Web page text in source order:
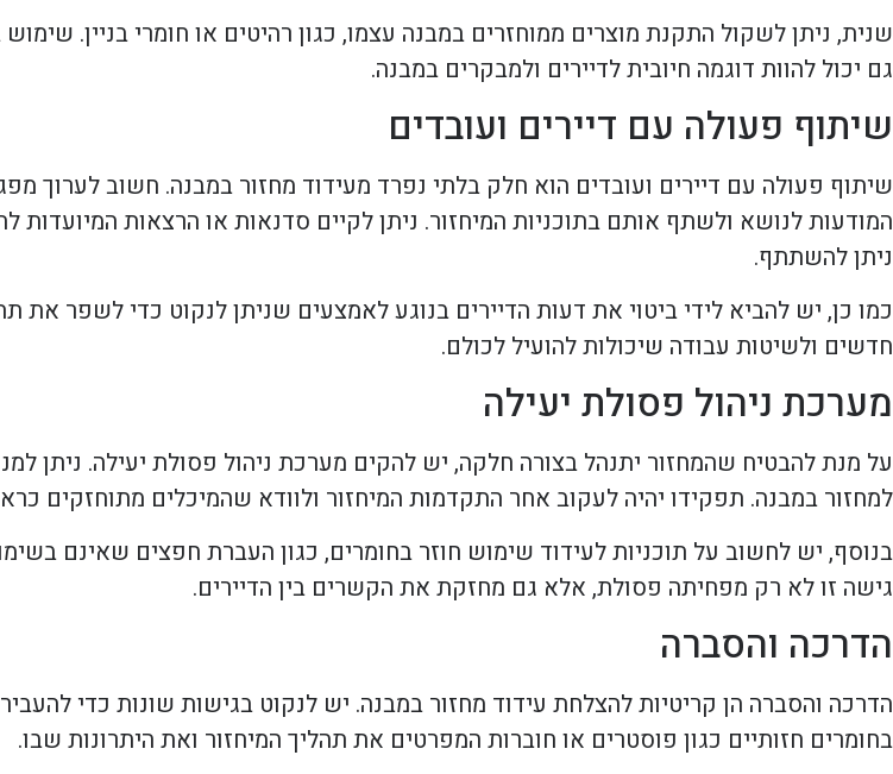
שנית, ניתן לשקול התקנת מוצרים ממוחזרים במבנה עצמו, כגון רהיטים או חומרי בניין.
גם יכול להוות דוגמה חיובית לדיירים ולמבקרים במבנה.
שיתוף פעולה עם דיירים ועובדים
שיתוף פעולה עם דיירים ועובדים הוא חלק בלתי נפרד מעידוד מחזור במבנה. חשוב לערוך
המודעות לנושא ולשתף אותם בתוכניות המיחזור. ניתן לקיים סדנאות או הרצאות המיועדות
ניתן להשתתף.
כמו כן, יש להביא לידי ביטוי את דעות הדיירים בנוגע לאמצעים שניתן לנקוט כדי לשפר את
חדשים ולשיטות עבודה שיכולות להועיל לכולם.
מערכת ניהול פסולת יעילה
על מנת להבטיח שהמחזור יתנהל בצורה חלקה, יש להקים מערכת ניהול פסולת יעילה. ניתן
למחזור במבנה. תפקידו יהיה לעקוב אחר התקדמות המיחזור ולוודא שהמיכלים מתוחזקים
בנוסף, יש לחשוב על תוכניות לעידוד שימוש חוזר בחומרים, כגון העברת חפצים שאינם
גישה זו לא רק מפחיתה פסולת, אלא גם מחזקת את הקשרים בין הדיירים.
הדרכה והסברה
הדרכה והסברה הן קריטיות להצלחת עידוד מחזור במבנה. יש לנקוט בגישות שונות כדי
בחומרים חזותיים כגון פוסטרים או חוברות המפרטים את תהליך המיחזור ואת היתרונות שבו.